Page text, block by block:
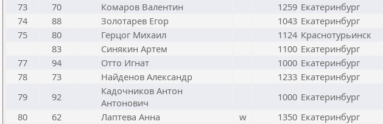
73
70 Комаров Валентин 1259 Екатеринбург
74
88 Золотарев Егор 1043 Екатеринбург
75
80 Герцог Михаил 1124 Краснотурьинск
83
Синякин Артем 1100 Екатеринбург
77
94 Отто Игнат 1000 Екатеринбург
78
73 Найденов Александр 1233 Екатеринбург
79
92
Кадочников Антон
Антонович
1000 Екатеринбург
80
62 Лаптева Анна w 1350 Екатеринбург